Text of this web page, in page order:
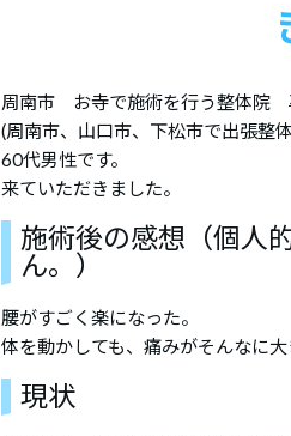
周南市 お寺で施術を行う整体院
(周南市、山口市、下松市で出張整
60代男性です。
来ていただきました。
施術後の感想（個人
ん。）
腰がすごく楽になった。
体を動かしても、痛みがそんなに大
現状